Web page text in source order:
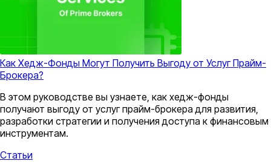
Как Хедж-Фонды Могут Получить Выгоду от Услуг Прайм-
Брокера?
В этом руководстве вы узнаете, как хедж-фонды
получают выгоду от услуг прайм-брокера для развития,
разработки стратегии и получения доступа к финансовым
инструментам.
Статьи